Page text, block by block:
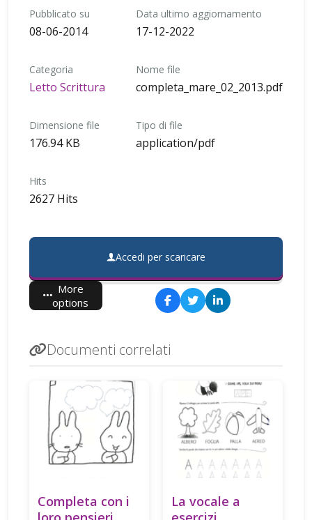
Pubblicato su
08-06-2014
Data ultimo aggiornamento
17-12-2022
Categoria
Letto Scrittura
Nome file
completa_mare_02_2013.pdf
Dimensione file
176.94 KB
Tipo di file
application/pdf
Hits
2627 Hits
Accedi per scaricare
More
options
Documenti correlati
Completa con i
La vocale a